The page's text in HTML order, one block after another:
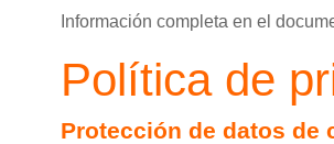
Información completa en el
Política de
Protección de datos de